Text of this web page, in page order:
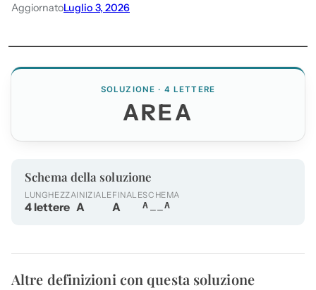
AggiornatoLuglio 3, 2026
SOLUZIONE · 4 LETTERE
AREA
Schema della soluzione
LUNGHEZZA
4 lettere
INIZIALE
A
FINALE
A
SCHEMA
A__A
Altre definizioni con questa soluzione